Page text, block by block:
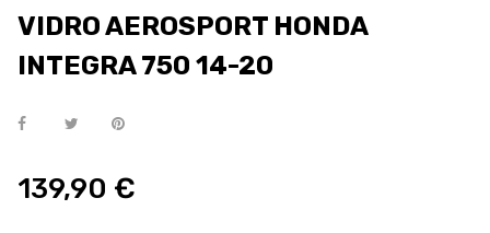
VIDRO AEROSPORT HONDA
INTEGRA 750 14-20
139,90 €